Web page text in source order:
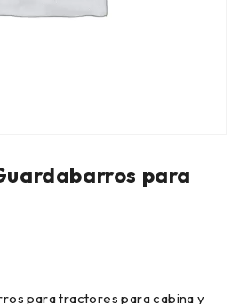
para
para tractores para cabina y